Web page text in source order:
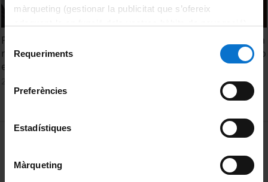
màrqueting (gestionar la publicitat que s’ofereix
consultar laPolítica de galetes del lloc web de la
Selecció
consentiment
Requeriments
Preferències
Estadístiques
Màrqueting
Presentación del Foro: retos, barreras y soluciones para la
reforma de la evaluación de la investigación en el contexto
español
MENÚ PEU 1